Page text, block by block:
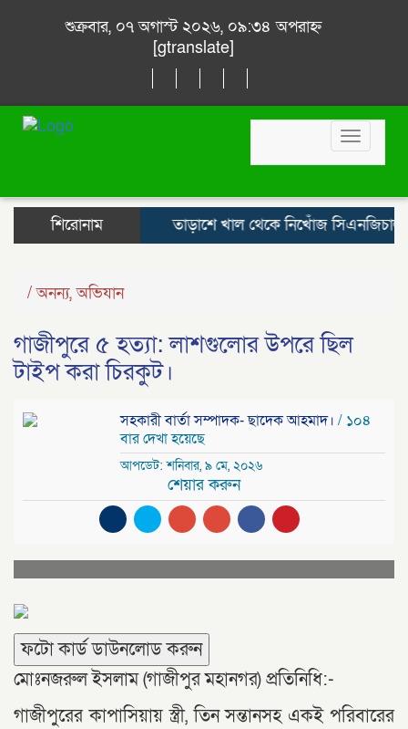
শুক্রবার, ০৭ অগাস্ট ২০২৬, ০৯:৩৪ অপরাহ্ন
[gtranslate]
Toggle
শিরোনাম তাড়াশে খাল থেকে নিখোঁজ
/অনন্য,অভিযান
গাজীপুরে ৫ হত্যা: লাশগুলোর উপরে ছিল
টাইপ করা চিরকুট।
সহকারী বার্তা সম্পাদক- ছাদেক আহমাদ। / ১০৪
বার দেখা হয়েছে
আপডেট: শনিবার, ৯ মে, ২০২৬
শেয়ার করুন
ফটো কার্ড ডাউনলোড করুন
মোঃনজরুল ইসলাম (গাজীপুর মহানগর) প্রতিনিধি:-
গাজীপুরের কাপাসিয়ায় স্ত্রী, তিন সন্তানসহ একই পরিবারের